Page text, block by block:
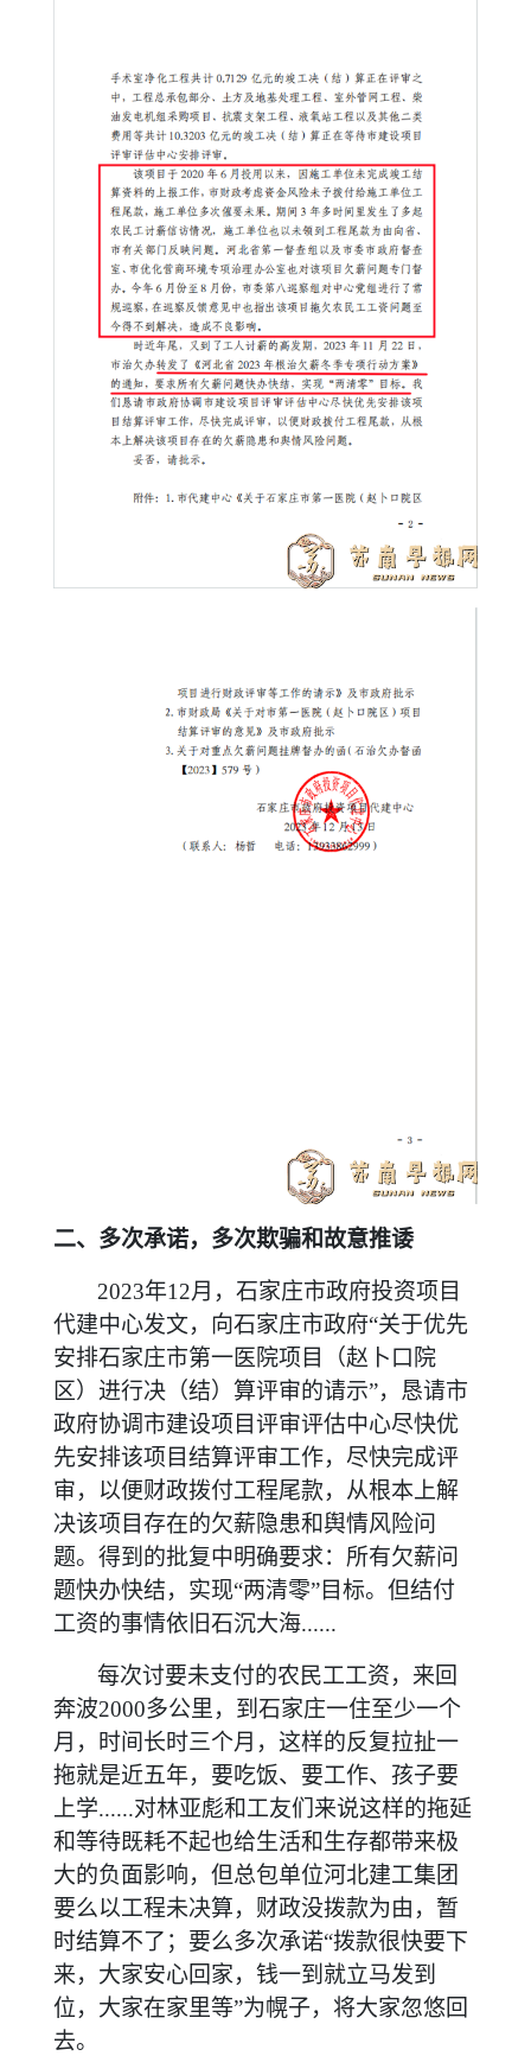
二、多次承诺，多次欺骗和故意推诿
2023年12月，石家庄市政府投资项目
代建中心发文，向石家庄市政府“关于优先
安排石家庄市第一医院项目（赵卜口院
区）进行决（结）算评审的请示”，恳请市
政府协调市建设项目评审评估中心尽快优
先安排该项目结算评审工作，尽快完成评
审，以便财政拨付工程尾款，从根本上解
决该项目存在的欠薪隐患和舆情风险问
题。得到的批复中明确要求：所有欠薪问
题快办快结，实现“两清零”目标。但结付
工资的事情依旧石沉大海......
每次讨要未支付的农民工工资，来回
奔波2000多公里，到石家庄一住至少一个
月，时间长时三个月，这样的反复拉扯一
拖就是近五年，要吃饭、要工作、孩子要
上学......对林亚彪和工友们来说这样的拖延
和等待既耗不起也给生活和生存都带来极
大的负面影响，但总包单位河北建工集团
要么以工程未决算，财政没拨款为由，暂
时结算不了；要么多次承诺“拨款很快要下
来，大家安心回家，钱一到就立马发到
位，大家在家里等”为幌子，将大家忽悠回
去。